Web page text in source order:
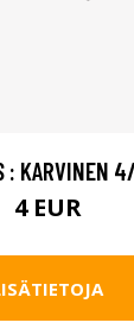
: KARVINEN
4 EUR